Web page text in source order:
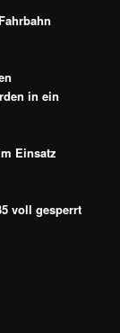
in ein
Einsatz
voll gesperrt